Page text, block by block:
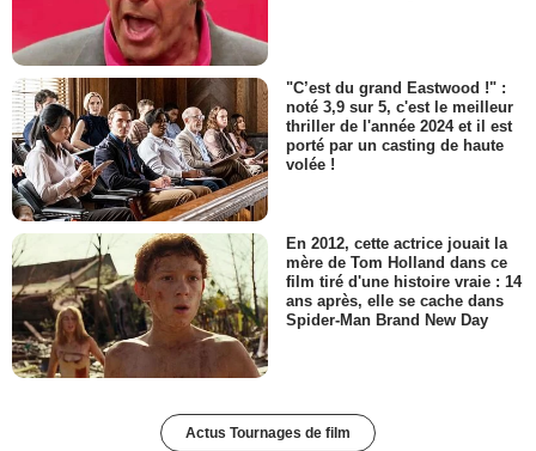
"C’est du grand Eastwood !" :
noté 3,9 sur 5, c'est le meilleur
thriller de l'année 2024 et il est
porté par un casting de haute
volée !
En 2012, cette actrice jouait la
mère de Tom Holland dans ce
film tiré d'une histoire vraie : 14
ans après, elle se cache dans
Spider-Man Brand New Day
Actus Tournages de film